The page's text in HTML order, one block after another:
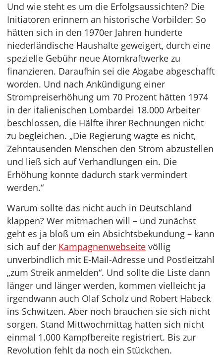
Und wie steht es um die Erfolgsaussichten? Die
Initiatoren erinnern an historische Vorbilder: So
hätten sich in den 1970er Jahren hunderte
niederländische Haushalte geweigert, durch eine
spezielle Gebühr neue Atomkraftwerke zu
finanzieren. Daraufhin sei die Abgabe abgeschafft
worden. Und nach Ankündigung einer
Strompreiserhöhung um 70 Prozent hätten 1974
in der italienischen Lombardei 18.000 Arbeiter
beschlossen, die Hälfte ihrer Rechnungen nicht
zu begleichen. „Die Regierung wagte es nicht,
Zehntausenden Menschen den Strom abzustellen
und ließ sich auf Verhandlungen ein. Die
Erhöhung konnte dadurch stark vermindert
werden.“
Warum sollte das nicht auch in Deutschland
klappen? Wer mitmachen will – und zunächst
geht es ja bloß um ein Absichtsbekundung – kann
sich auf der Kampagnenwebseite völlig
unverbindlich mit E-Mail-Adresse und Postleitzahl
„zum Streik anmelden“. Und sollte die Liste dann
länger und länger werden, kommen vielleicht ja
irgendwann auch Olaf Scholz und Robert Habeck
ins Schwitzen. Aber noch brauchen sie sich nicht
sorgen. Stand Mittwochmittag hatten sich nicht
einmal 1.000 Kampfbereite registriert. Bis zur
Revolution fehlt da noch ein Stückchen.